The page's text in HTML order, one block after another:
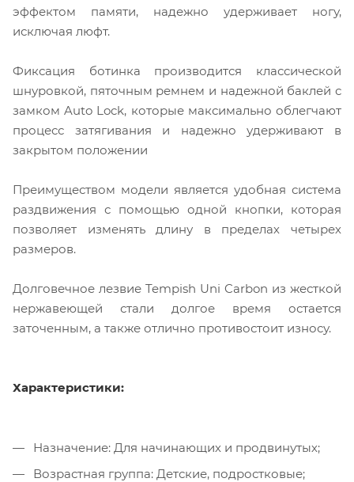
эффектом памяти, надежно удерживает ногу,
исключая люфт.
Фиксация ботинка производится классической
шнуровкой, пяточным ремнем и надежной баклей с
замком Auto Lock, которые максимально облегчают
процесс затягивания и надежно удерживают в
закрытом положении
Преимуществом модели является удобная система
раздвижения с помощью одной кнопки, которая
позволяет изменять длину в пределах четырех
размеров.
Долговечное лезвие Tempish Uni Carbon из жесткой
нержавеющей стали долгое время остается
заточенным, а также отлично противостоит износу.
Характеристики:
Назначение: Для начинающих и продвинутых;
Возрастная группа: Детские, подростковые;